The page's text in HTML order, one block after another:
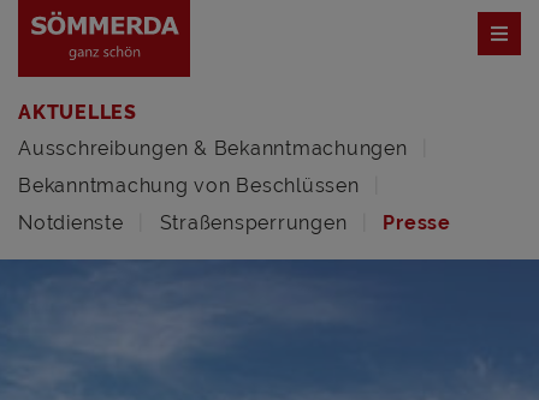
AKTUELLES
Ausschreibungen & Bekanntmachungen
Bekanntmachung von Beschlüssen
Notdienste
Straßensperrungen Presse